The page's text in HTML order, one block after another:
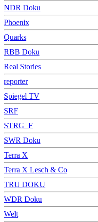
NDR Doku
Phoenix
Quarks
RBB Doku
Real Stories
reporter
Spiegel TV
SRF
STRG_F
SWR Doku
Terra X
Terra X Lesch & Co
TRU DOKU
WDR Doku
Welt